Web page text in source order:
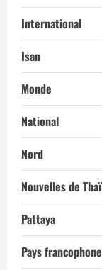
International
Isan
Monde
National
Nord
Nouvelles de
Pattaya
Pays